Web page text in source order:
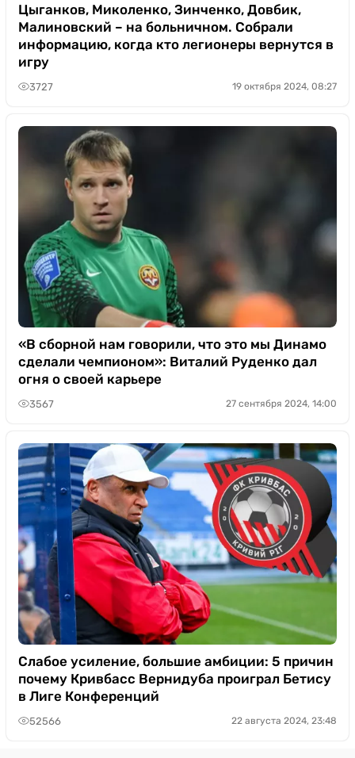
Цыганков, Миколенко, Зинченко, Довбик,
Малиновский – на больничном. Собрали
информацию, когда кто легионеры вернутся в
игру
3727 19 октября 2024, 08:27
«В сборной нам говорили, что это мы Динамо
сделали чемпионом»: Виталий Руденко дал
огня о своей карьере
3567 27 сентября 2024, 14:00
Слабое усиление, большие амбиции: 5 причин
почему Кривбасс Вернидуба проиграл Бетису
в Лиге Конференций
52566 22 августа 2024, 23:48